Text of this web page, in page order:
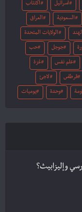
اسرائيل اكتئاب
السعودية العراق
الولايات المتحدة
جوجل حب
علم نفس غزة
قرطاس لاجئ
وحدة يوميات
وإليزابيث؟